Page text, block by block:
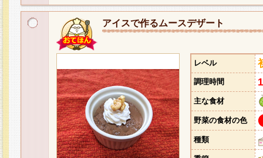
アイスで作るムースデザート
レベル
調理時間
主な食材
野菜の食材の色
種類